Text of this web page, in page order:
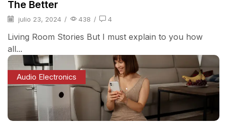
The Better
julio 23, 2024 / 438 / 4
Living Room Stories But I must explain to you how
all...
Audio Electronics